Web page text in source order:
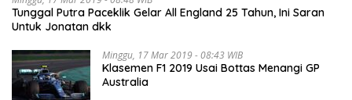
Tunggal Putra Paceklik Gelar All England 25 Tahun, Ini Saran
Untuk Jonatan dkk
Minggu, 17 Mar 2019 - 08:43 WIB
Klasemen F1 2019 Usai Bottas Menangi GP
Australia